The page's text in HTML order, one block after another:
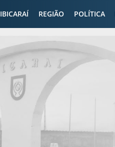
IBICARAÍ REGIÃO POLÍTICA